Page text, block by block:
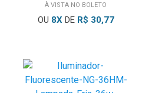
À VISTA NO BOLETO
OU 8XDE R$ 30,77